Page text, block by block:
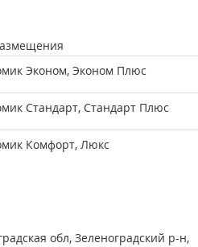
Эконом, Эконом Плюс
Стандарт, Стандарт Плюс
Комфорт, Люкс
обл, Зеленоградский р-н,